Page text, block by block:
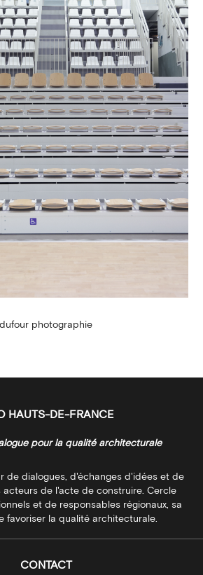
photographie
HAUTS-DE-FRANCE
pour la qualité architecturale
de dialogues, d'échanges d'idées et de
de l'acte de construire. Cercle
et de responsables régionaux, sa
favoriser la qualité architecturale.
CONTACT